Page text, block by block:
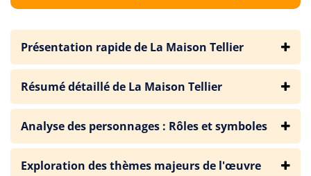
Présentation rapide de La Maison Tellier
Résumé détaillé de La Maison Tellier
Analyse des personnages : Rôles et symboles
Exploration des thèmes majeurs de l'œuvre